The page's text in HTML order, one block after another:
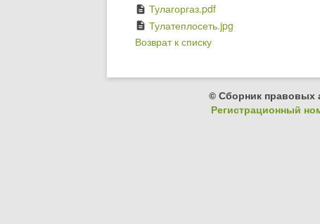
description Тулагоргаз.pdf
description Тулатеплосеть.jpg
Возврат к списку
© Сборник правовых
Регистрационный